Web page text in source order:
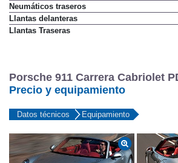
Neumáticos traseros
Llantas delanteras
Llantas Traseras
Porsche 911 Carrera Cabriolet
Precio y equipamiento
Datos técnicos Equipamiento